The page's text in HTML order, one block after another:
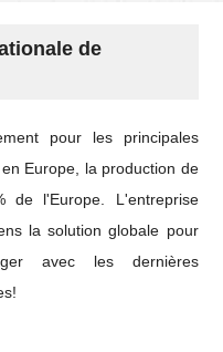
de
pour les principales
Europe, la production de
de l'Europe. L'entreprise
la solution globale pour
avec les dernières